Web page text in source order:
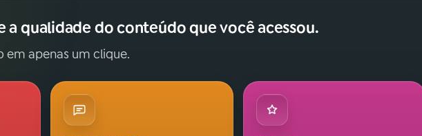
a qualidade do conteúdo que você acessou.
em apenas um clique.